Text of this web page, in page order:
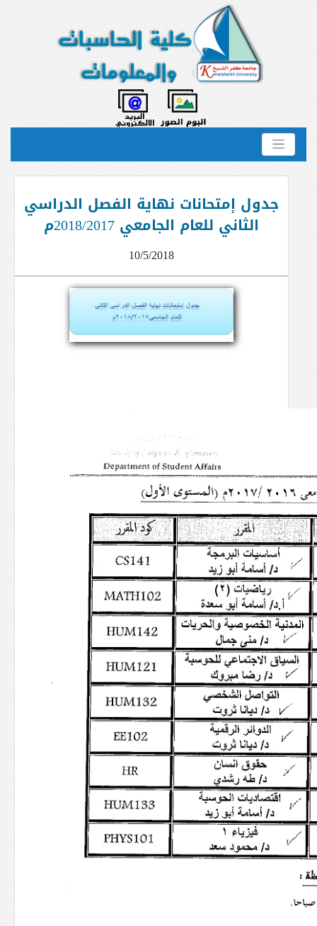
جدول إمتحانات نهاية الفصل الدراسي
الثاني للعام الجامعي 2018/2017م
10/5/2018